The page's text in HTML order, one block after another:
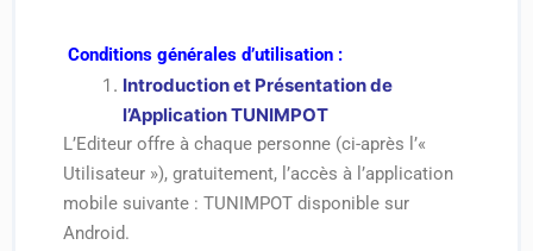
Conditions générales d’utilisation :
Introduction et Présentation de
l’Application TUNIMPOT
L’Editeur offre à chaque personne (ci-après l’«
Utilisateur »), gratuitement, l’accès à l’application
mobile suivante : TUNIMPOT disponible sur
Android.